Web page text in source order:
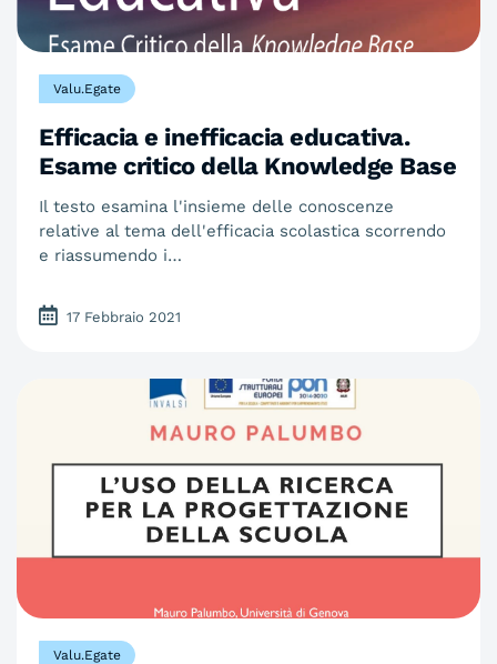
Valu.Egate
Efficacia e inefficacia educativa.
Esame critico della Knowledge Base
Il testo esamina l'insieme delle conoscenze
relative al tema dell'efficacia scolastica scorrendo
e riassumendo i…
17 Febbraio 2021
Valu.Egate